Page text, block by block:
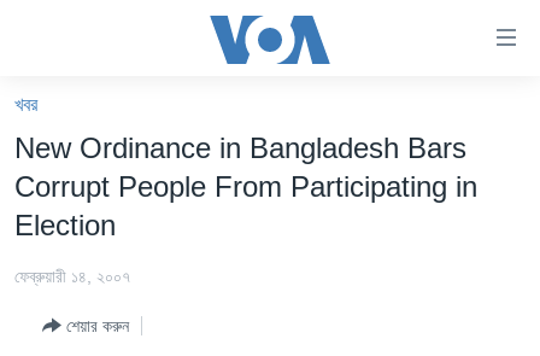
যান।
প্রধান
যান
অনুসন্ধানে
যুক্তরাষ্ট্র
খবর
New Ordinance in Bangladesh Bars
Corrupt People From Participating in
Election
ফেব্রুয়ারী ১৪, ২০০৭
শেয়ার করুন